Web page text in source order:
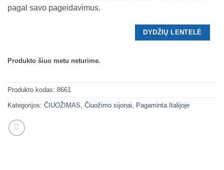
pagal savo pageidavimus.
DYDŽIŲ LENTELĖ
Produkto šiuo metu neturime.
Produkto kodas: 8661
Kategorijos: ČIUOŽIMAS Čiuožimo sijonai Pagaminta Italijoje